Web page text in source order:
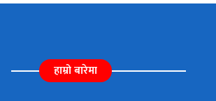
हाम्रो बारेमा